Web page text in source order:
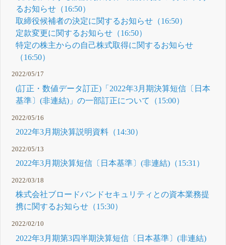
るお知らせ（16:50）
取締役候補者の決定に関するお知らせ（16:50）
定款変更に関するお知らせ（16:50）
特定の株主からの自己株式取得に関するお知らせ
（16:50）
2022/05/17
(訂正・数値データ訂正)「2022年3月期決算短信〔日本
基準〕(非連結)」の一部訂正について（15:00）
2022/05/16
2022年3月期決算説明資料（14:30）
2022/05/13
2022年3月期決算短信〔日本基準〕(非連結)（15:31）
2022/03/18
株式会社ブロードバンドセキュリティとの資本業務提
携に関するお知らせ（15:30）
2022/02/10
2022年3月期第3四半期決算短信〔日本基準〕(非連結)